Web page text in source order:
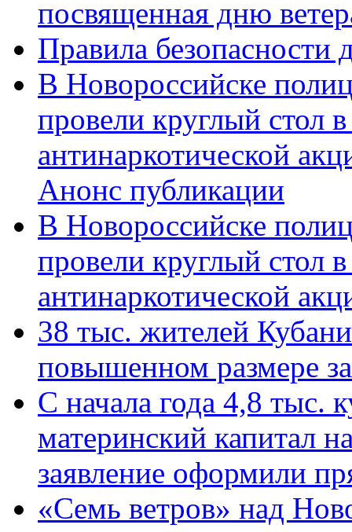
посвященная дню
Правила безопасности
В Новороссийске
провели круглый стол
антинаркотической
Анонс публикации
В Новороссийске
провели круглый стол
антинаркотической
38 тыс. жителей
повышенном размере
С начала года 4,8 тыс.
материнский капитал
заявление оформили
«Семь ветров» над